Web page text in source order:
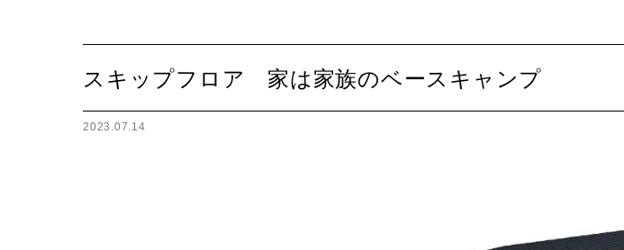
2階建て
TREK
トキドキを愉しむ平屋
スキップフロア 家は家族のベースキャンプ
2023.07.14